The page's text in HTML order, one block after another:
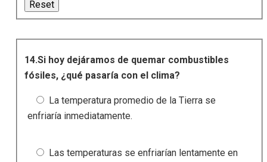
14.Si hoy dejáramos de quemar combustibles
fósiles, ¿qué pasaría con el clima?
La temperatura promedio de la Tierra se
enfriaría inmediatamente.
Las temperaturas se enfriarían lentamente en